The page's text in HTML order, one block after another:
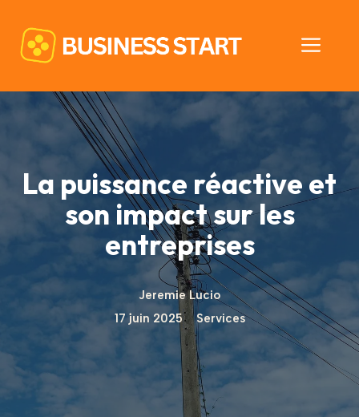
contenu
La puissance réactive et
son impact sur les
entreprises
Jeremie Lucio
17 juin 2025
Services